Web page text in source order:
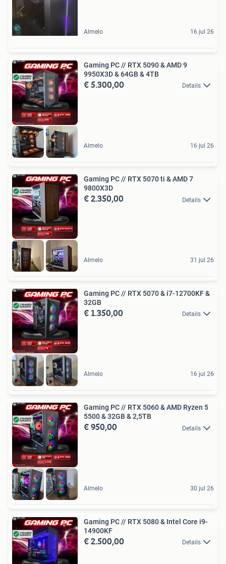
Almelo 16 jul 26
Gaming PC // RTX 5090 & AMD 9
9950X3D & 64GB & 4TB
€ 5.300,00 Details
Almelo 16 jul 26
Gaming PC // RTX 5070 ti & AMD 7
9800X3D
€ 2.350,00 Details
Almelo 31 jul 26
Gaming PC // RTX 5070 & i7-12700KF &
32GB
€ 1.350,00 Details
Almelo 16 jul 26
Gaming PC // RTX 5060 & AMD Ryzen 5
5500 & 32GB & 2,5TB
€ 950,00 Details
Almelo 30 jul 26
Gaming PC // RTX 5080 & Intel Core i9-
14900KF
€ 2.500,00 Details